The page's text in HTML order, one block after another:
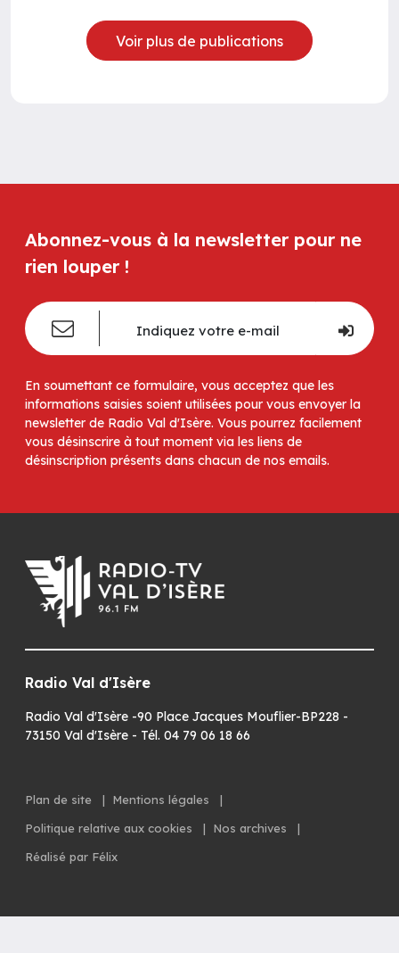
Voir plus de publications
Abonnez-vous à la newsletter pour ne
rien louper !
En soumettant ce formulaire, vous acceptez que les
informations saisies soient utilisées pour vous envoyer la
newsletter de Radio Val d'Isère. Vous pourrez facilement
vous désinscrire à tout moment via les liens de
désinscription présents dans chacun de nos emails.
Radio Val d'Isère
Radio Val d'Isère -90 Place Jacques Mouflier-BP228 -
73150 Val d'Isère - Tél. 04 79 06 18 66
Plan de site | Mentions légales
|
Politique relative aux cookies
| Nos archives
|
Réalisé par Félix